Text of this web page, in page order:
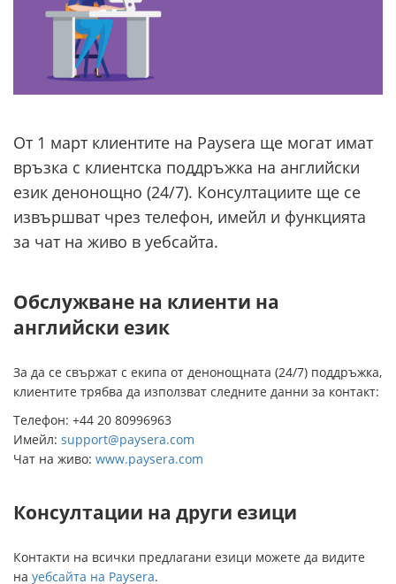
От 1 март клиентите на Paysera ще могат имат
връзка с клиентска поддръжка на английски
език денонощно (24/7). Консултациите ще се
извършват чрез телефон, имейл и функцията
за чат на живо в уебсайта.
Обслужване на клиенти на
английски език
За да се свържат с екипа от денонощната (24/7) поддръжка,
клиентите трябва да използват следните данни за контакт:
Телефон: +44 20 80996963
Имейл: support@paysera.com
Чат на живо: www.paysera.com
Консултации на други езици
Контакти на всички предлагани езици можете да видите
на уебсайта на Paysera.